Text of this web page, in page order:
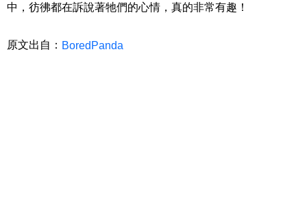
中，彷彿都在訴說著牠們的心情，真的非常有趣！
原文出自： BoredPanda